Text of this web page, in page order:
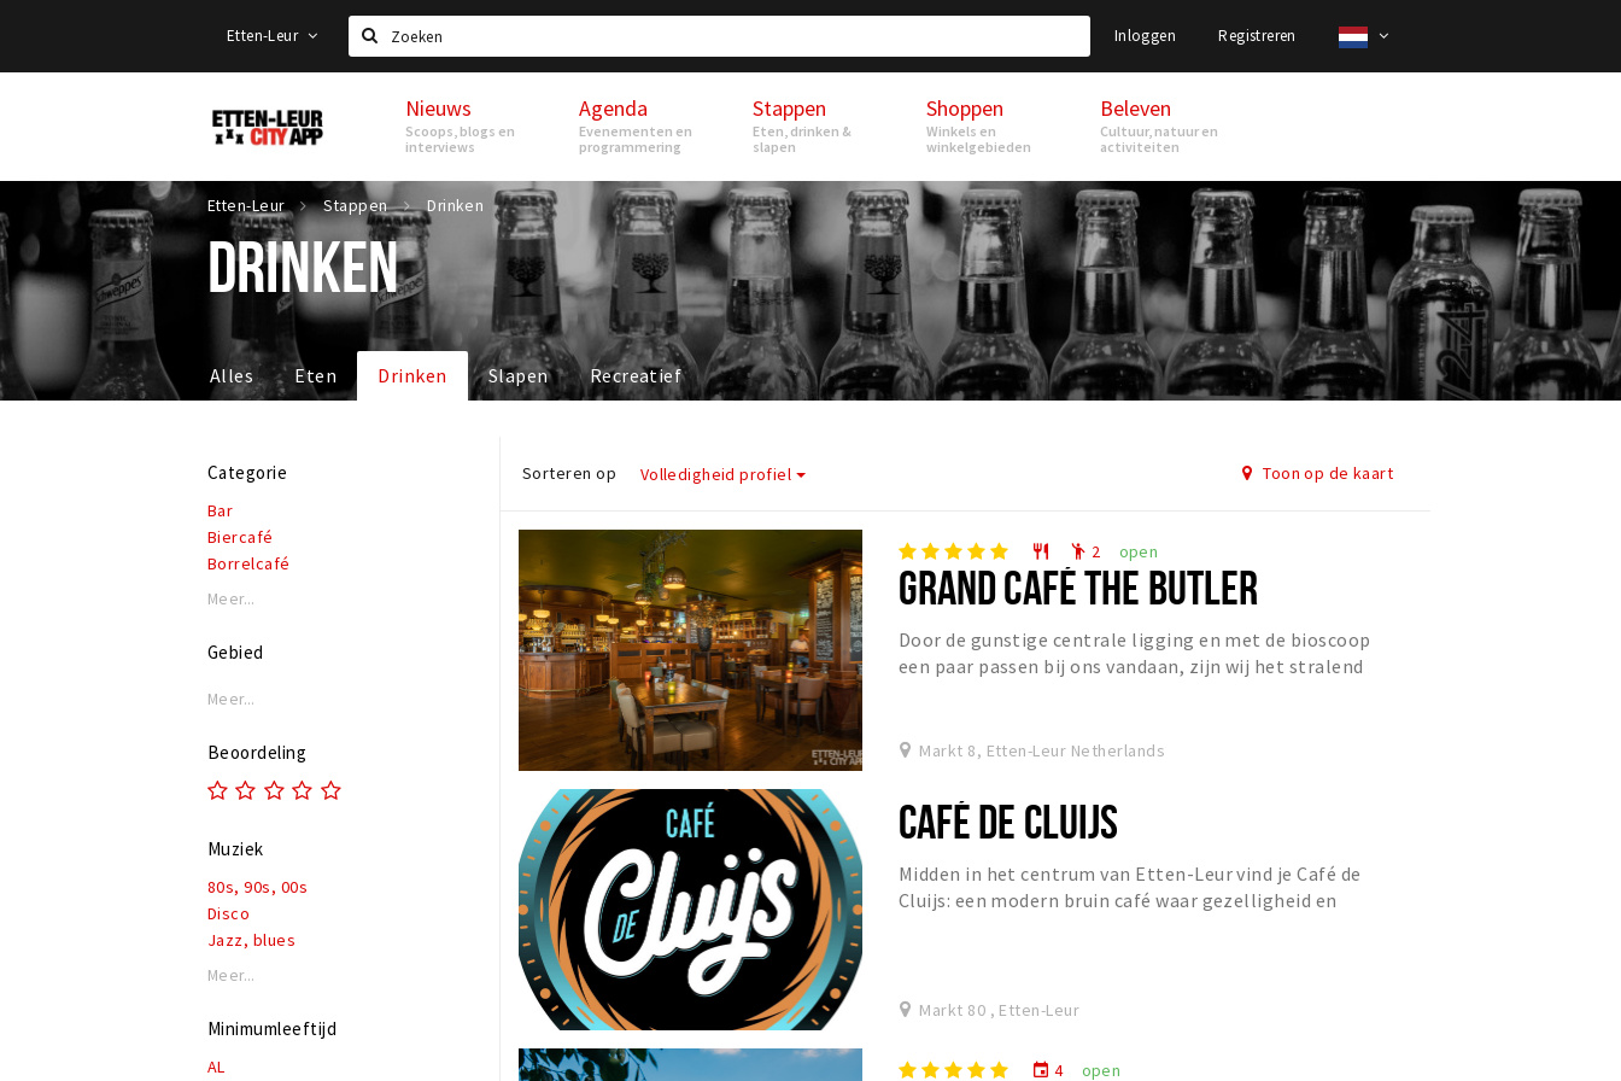
Etten-Leur
Zoeken
Inloggen Registreren
Etten-
Leur
Nieuws
Scoops, blogs en
interviews
Agenda
Evenementen en
programmering
Stappen
Eten, drinken &
slapen
Shoppen
Winkels en
winkelgebieden
Beleven
Cultuur, natuur en
activiteiten
Etten-Leur Stappen Drinken
DRINKEN
Alles Eten Drinken Slapen Recreatief
Categorie
Bar
Biercafé
Borrelcafé
Bruincafé
Evenementenlocatie
Podium
Meer...
Gebied
Meer...
Beoordeling
Muziek
80s, 90s, 00s
Disco
Jazz, blues
Live muziek
Pop & top 40
Rock, alternatief
Nederlandstalig
Meer...
Minimumleeftijd
AL
Sorteren op Volledigheid profiel Toon op de kaart
restaurant emoji_people 2 open
GRAND CAFÉ THE BUTLER
Door de gunstige centrale ligging en met de bioscoop
een paar passen bij ons vandaan, zijn wij het stralend
Markt 8, Etten-Leur Netherlands
CAFÉ DE CLUIJS
Midden in het centrum van Etten-Leur vind je Café de
Cluijs: een modern bruin café waar gezelligheid en
Markt 80 , Etten-Leur
event 4 open